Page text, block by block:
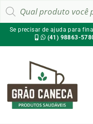
produtos
Se precisar de ajuda para
(41) 98863-